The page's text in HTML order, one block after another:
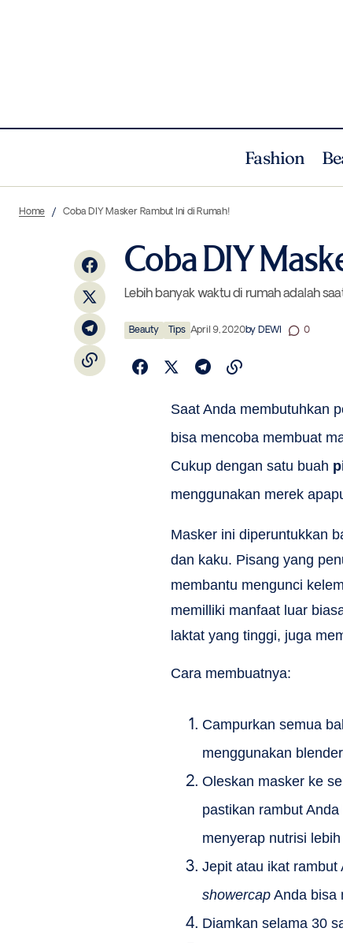
Fashion
Siap Beraksi dengan TAG Heuer
Connected Terkini
Home Coba DIY Masker Rambut Ini di Rumah!
Coba DIY
Lebih banyak waktu di rumah adalah
Beauty Tips April 9, 2020by DEWI 0
Saat Anda membutuhkan
bisa mencoba membuat
Cukup dengan satu buah
menggunakan merek
Masker ini diperuntukkan
dan kaku. Pisang yang
membantu mengunci
memilliki manfaat luar
laktat yang tinggi, juga
Cara membuatnya:
Campurkan semua
menggunakan
Oleskan masker ke
pastikan rambut
menyerap nutrisi
Jepit atau ikat rambut
showercap Anda bisa
Diamkan selama 30